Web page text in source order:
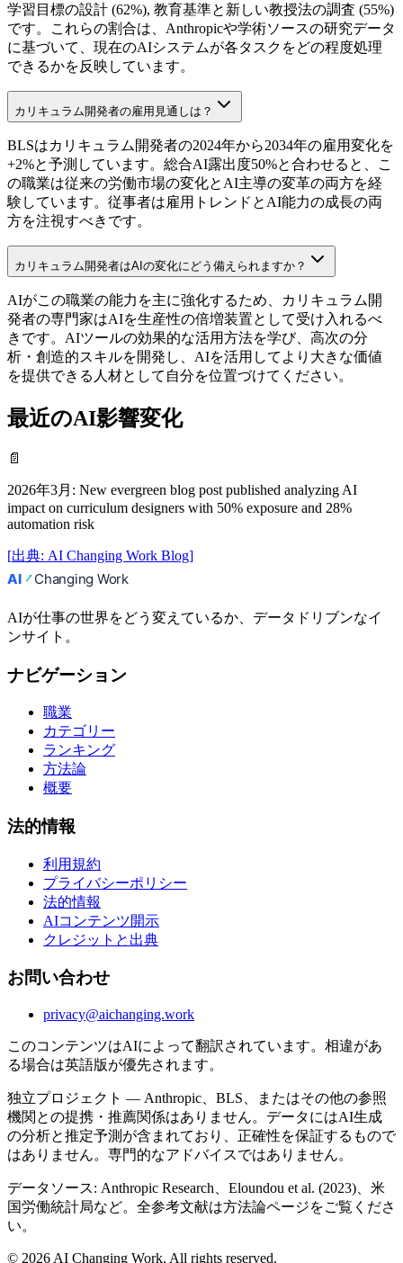
学習目標の設計 (62%), 教育基準と新しい教授法の調査 (55%)
です。これらの割合は、Anthropicや学術ソースの研究データ
に基づいて、現在のAIシステムが各タスクをどの程度処理
できるかを反映しています。
カリキュラム開発者の雇用見通しは？
BLSはカリキュラム開発者の2024年から2034年の雇用変化を
+2%と予測しています。総合AI露出度50%と合わせると、こ
の職業は従来の労働市場の変化とAI主導の変革の両方を経
験しています。従事者は雇用トレンドとAI能力の成長の両
方を注視すべきです。
カリキュラム開発者はAIの変化にどう備えられますか？
AIがこの職業の能力を主に強化するため、カリキュラム開
発者の専門家はAIを生産性の倍増装置として受け入れるべ
きです。AIツールの効果的な活用方法を学び、高次の分
析・創造的スキルを開発し、AIを活用してより大きな価値
を提供できる人材として自分を位置づけてください。
最近のAI影響変化
📄
2026年3月 : New evergreen blog post published analyzing AI
impact on curriculum designers with 50% exposure and 28%
automation risk
[出典: AI Changing Work Blog]
AIが仕事の世界をどう変えているか、データドリブンなイ
ンサイト。
ナビゲーション
職業
カテゴリー
ランキング
方法論
概要
法的情報
利用規約
プライバシーポリシー
法的情報
AIコンテンツ開示
クレジットと出典
お問い合わせ
privacy@aichanging.work
このコンテンツはAIによって翻訳されています。相違があ
る場合は英語版が優先されます。
独立プロジェクト — Anthropic、BLS、またはその他の参照
機関との提携・推薦関係はありません。データにはAI生成
の分析と推定予測が含まれており、正確性を保証するもので
はありません。専門的なアドバイスではありません。
データソース: Anthropic Research、Eloundou et al. (2023)、米
国労働統計局など。全参考文献は方法論ページをご覧くださ
い。
© 2026 AI Changing Work. All rights reserved.